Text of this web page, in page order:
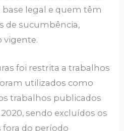
base legal e quem têm
de sucumbência,
vigente.
foi restrita a trabalhos
utilizados como
trabalhos publicados
sendo excluídos os
do período